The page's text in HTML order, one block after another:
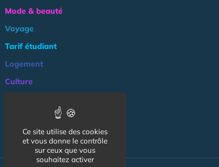
Mode & beauté
Voyage
Tarif étudiant
Logement
Culture
NOS AUTRES SITES :
Ce site utilise des cookies
et vous donne le contrôle
sur ceux que vous
souhaitez activer